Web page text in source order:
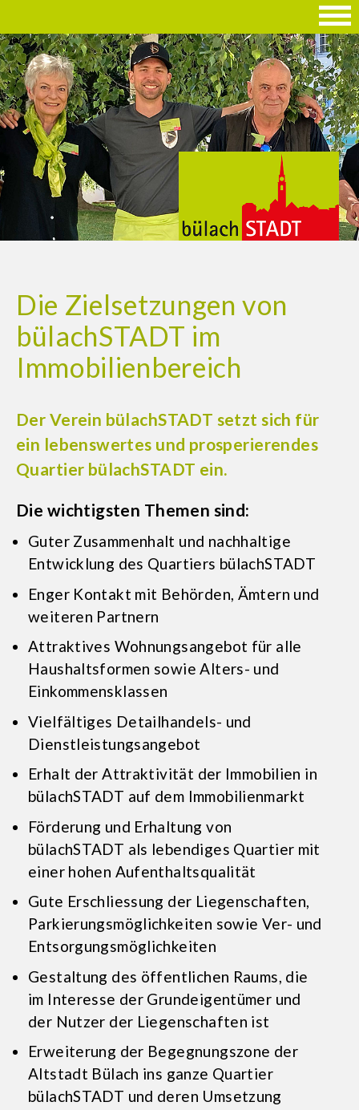
Die Zielsetzungen von
bülachSTADT im
Immobilienbereich
Der Verein bülachSTADT setzt sich für
ein lebenswertes und prosperierendes
Quartier bülachSTADT ein.
Die wichtigsten Themen sind:
Guter Zusammenhalt und nachhaltige
Entwicklung des Quartiers bülachSTADT
Enger Kontakt mit Behörden, Ämtern und
weiteren Partnern
Attraktives Wohnungsangebot für alle
Haushaltsformen sowie Alters- und
Einkommensklassen
Vielfältiges Detailhandels- und
Dienstleistungsangebot
Erhalt der Attraktivität der Immobilien in
bülachSTADT auf dem Immobilienmarkt
Förderung und Erhaltung von
bülachSTADT als lebendiges Quartier mit
einer hohen Aufenthaltsqualität
Gute Erschliessung der Liegenschaften,
Parkierungsmöglichkeiten sowie Ver- und
Entsorgungsmöglichkeiten
Gestaltung des öffentlichen Raums, die
im Interesse der Grundeigentümer und
der Nutzer der Liegenschaften ist
Erweiterung der Begegnungszone der
Altstadt Bülach ins ganze Quartier
bülachSTADT und deren Umsetzung